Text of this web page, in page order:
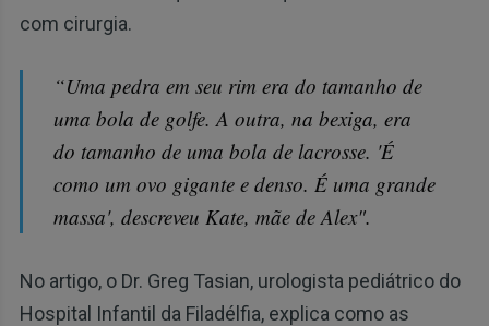
com cirurgia.
“Uma pedra em seu rim era do tamanho de
uma bola de golfe. A outra, na bexiga, era
do tamanho de uma bola de lacrosse. 'É
como um ovo gigante e denso. É uma grande
massa', descreveu Kate, mãe de Alex".
No artigo, o Dr. Greg Tasian, urologista pediátrico do
Hospital Infantil da Filadélfia, explica como as